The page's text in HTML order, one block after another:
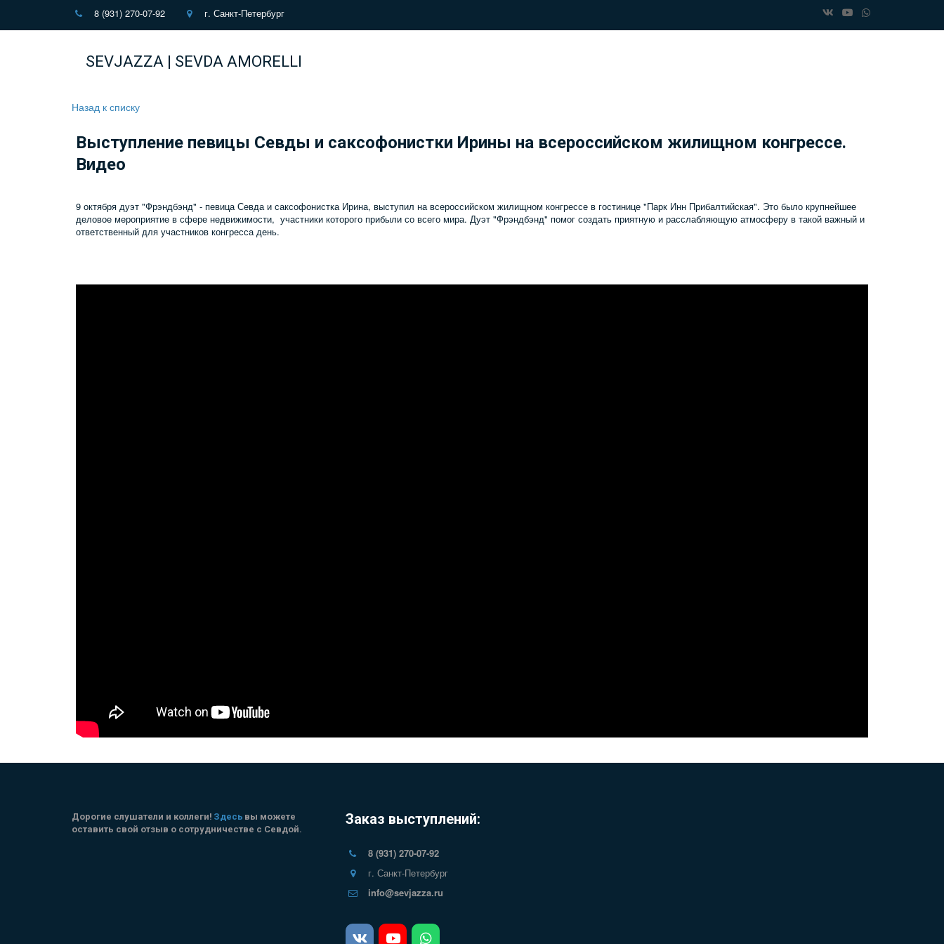
8 (931) 270-07-92 г. Санкт-Петербург
SEVJAZZA | SEVDA AMORELLI
Назад к списку
Выступление певицы Севды и саксофонистки Ирины на всероссийском жилищном конгрессе.
Видео
9 октября дуэт "Фрэндбэнд" - певица Севда и саксофонистка Ирина, выступил на всероссийском жилищном конгрессе в гостинице "Парк Инн Прибалтийская". Это было крупнейшее
деловое мероприятие в сфере недвижимости, участники которого прибыли со всего мира. Дуэт "Фрэндбэнд" помог создать приятную и расслабляющую атмосферу в такой важный и
ответственный для участников конгресса день.
Дорогие слушатели и коллеги! Здесь вы можете
оставить свой отзыв о сотрудничестве с Севдой.
Заказ выступлений:
8 (931) 270-07-92
г. Санкт-Петербург
info@sevjazza.ru